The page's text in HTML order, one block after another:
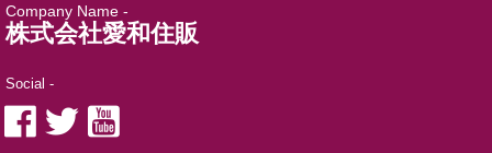
Company Name -
株式会社愛和住販
Social -